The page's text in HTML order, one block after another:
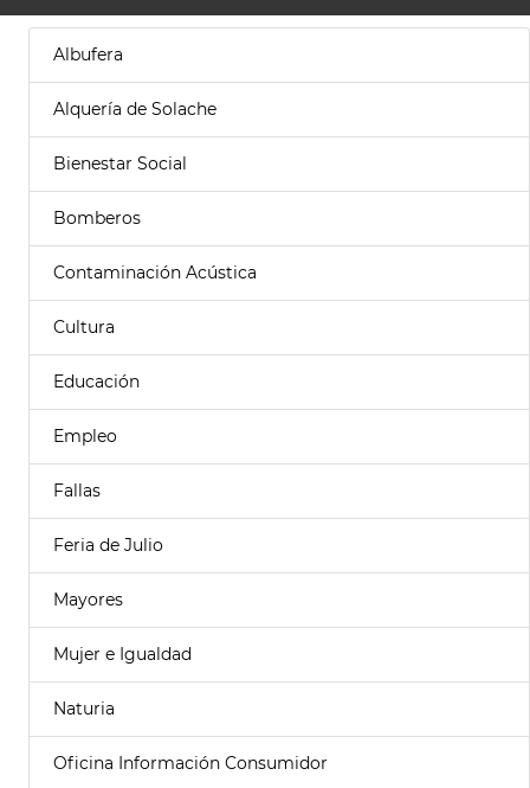
Albufera
Alquería de Solache
Bienestar Social
Bomberos
Contaminación Acústica
Cultura
Educación
Empleo
Fallas
Feria de Julio
Mayores
Mujer e Igualdad
Naturia
Oficina Información Consumidor